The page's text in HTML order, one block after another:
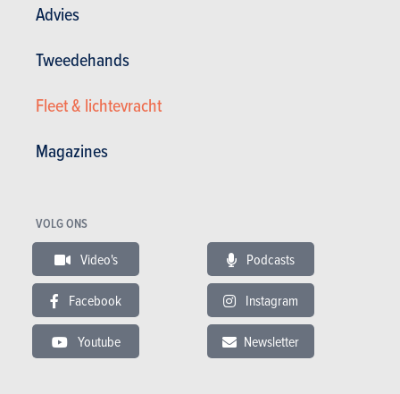
Advies
Tweedehands
Fleet & lichtevracht
Magazines
VOLG ONS
Video's Podcasts
Facebook Instagram
Youtube Newsletter
Breaks
Peugeot
508 SW (2022)
NIET MEER BESCHIKBAAR